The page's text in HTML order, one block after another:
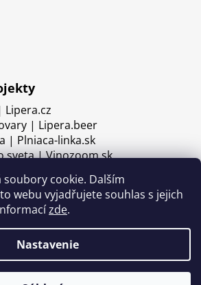
cookie. Dalším
webu vyjadřujete souhlas s jejich
zde.
Nastavenie
Lipera.cz
| Lipera.beer
| Plniaca-linka.sk
sveta | Vinozoom.sk